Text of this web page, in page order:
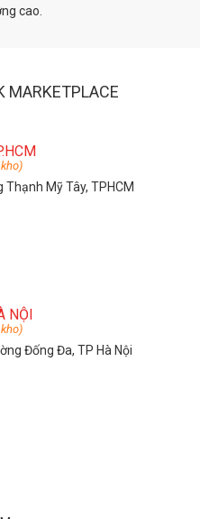
cao.
MARKETPLACE
Mỹ Tây, TPHCM
NỘI
Đống Đa, TP Hà Nội